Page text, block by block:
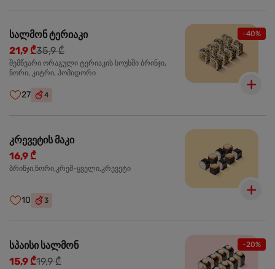
-40%
სალმონ ტერიაკი
21,9 ₾35,9 ₾
შემწვარი ორაგული ტერიაკის სოუსში ბრინჯი,
ნორი, კიტრი, პომიდორი
27 4
კრევეტის მაკი
16,9 ₾
ბრინჯი,ნორი,კრემ-ყველი,კრევეტი
10 3
-20%
სპაისი სალმონ
15,9 ₾19,9 ₾